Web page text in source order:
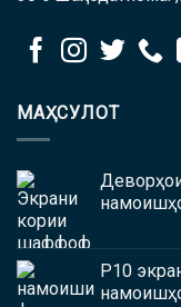
МАҲСУЛОТ
P10